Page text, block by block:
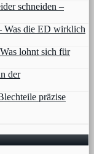
schneiden –
Was die ED wirklich
lohnt sich für
der
präzise